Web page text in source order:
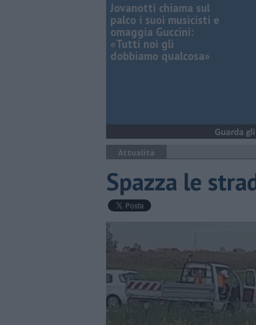
Jovanotti chiama sul
palco i suoi musicisti e
omaggia Guccini:
«Tutti noi gli
dobbiamo qualcosa»
Attualità
Spazza le